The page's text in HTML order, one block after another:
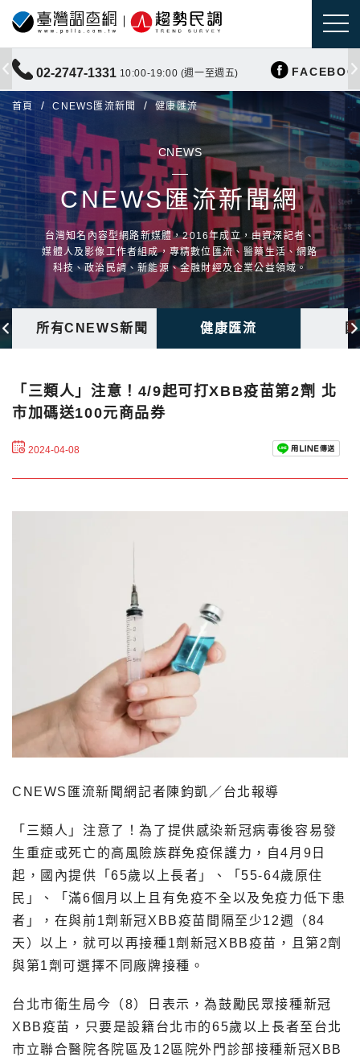
02-2747-1331 10:00-19:00 (週一至週五)
首頁 CNEWS匯流新聞 健康匯流
CNEWS
CNEWS匯流新聞網
台灣知名內容型網路新媒體，2016年成立，由資深記者、
媒體人及影像工作者組成，專精數位匯流、醫藥生活、網路
科技、政治民調、新能源、金融財經及企業公益領域。
所有CNEWS新聞 健康匯流
「三類人」注意！4/9起可打XBB疫苗第2劑 北
市加碼送100元商品券
2024-04-08
CNEWS匯流新聞網記者陳鈞凱／台北報導
「三類人」注意了！為了提供感染新冠病毒後容易發
生重症或死亡的高風險族群免疫保護力，自4月9日
起，國內提供「65歲以上長者」、「55-64歲原住
民」、「滿6個月以上且有免疫不全以及免疫力低下患
者」，在與前1劑新冠XBB疫苗間隔至少12週（84
天）以上，就可以再接種1劑新冠XBB疫苗，且第2劑
與第1劑可選擇不同廠牌接種。
台北市衛生局今（8）日表示，為鼓勵民眾接種新冠
XBB疫苗，只要是設籍台北市的65歲以上長者至台北
市立聯合醫院各院區及12區院外門診部接種新冠XBB